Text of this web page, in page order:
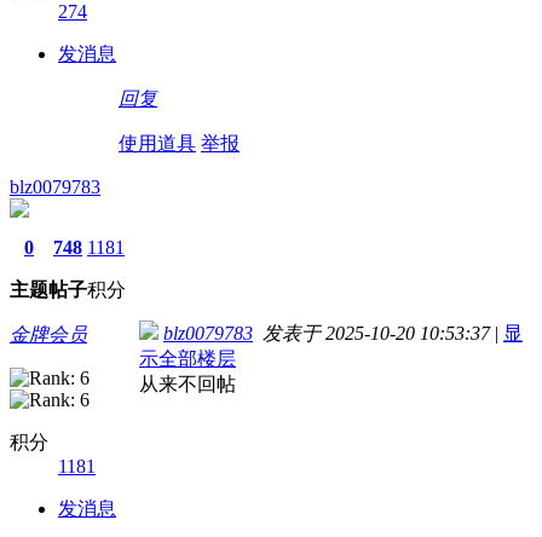
274
发消息
回复
使用道具 举报
blz0079783
0
主题
748
帖子
1181
积分
金牌会员
积分
1181
发消息
blz0079783 发表于 2025-10-20 10:53:37 | 显
示全部楼层
从来不回帖